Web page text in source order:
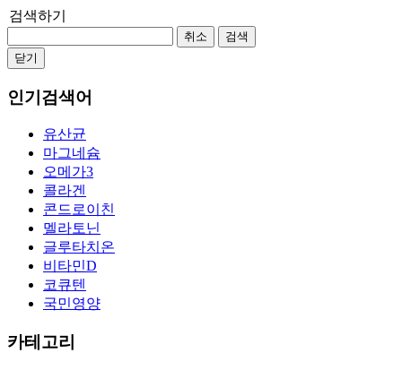
검색하기
취소
검색
닫기
인기검색어
유산균
마그네슘
오메가3
콜라겐
콘드로이친
멜라토닌
글루타치온
비타민D
코큐텐
국민영양
카테고리